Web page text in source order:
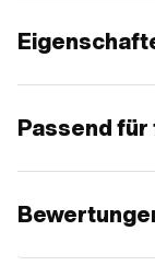
Passend